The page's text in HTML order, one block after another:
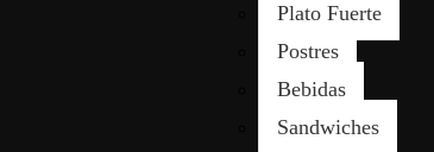
Plato Fuerte
Postres
Bebidas
Sandwiches